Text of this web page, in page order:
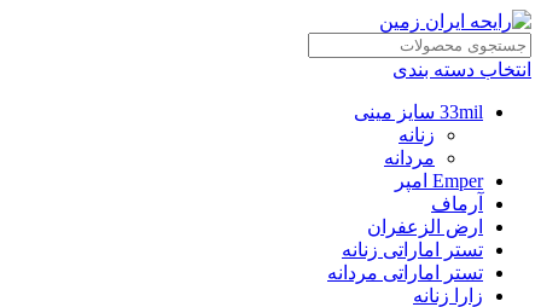
انتخاب دسته بندی
33mil سایز مینی
زنانه
مردانه
Emper امپر
آرماف
ارض الزعفران
تستر اماراتی زنانه
تستر اماراتی مردانه
زارا زنانه